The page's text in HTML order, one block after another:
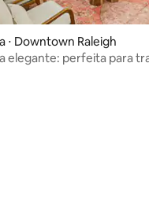
média de 5, 11
⋅ Downtown Raleigh
elegante: perfeita para